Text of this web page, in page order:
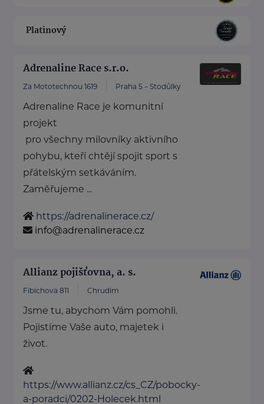
Platinový
Adrenaline Race s.r.o.
Za Mototechnou 1619 Praha 5 – Stodůlky
Adrenaline Race je komunitní
projekt
pro všechny milovníky aktivního
pohybu, kteří chtějí spojit sport s
přátelským setkáváním.
Zaměřujeme ...
https://adrenalinerace.cz/
info@adrenalinerace.cz
Allianz pojišťovna, a. s.
Fibichova 811 Chrudim
Jsme tu, abychom Vám pomohli.
Pojistíme Vaše auto, majetek i
život.
https://www.allianz.cz/cs_CZ/pobocky-
a-poradci/0202-Holecek.html